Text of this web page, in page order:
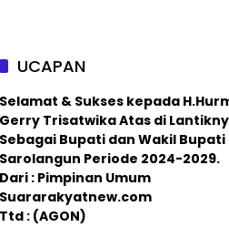
UCAPAN
Selamat & Sukses kepada
Gerry Trisatwika Atas di
Sebagai Bupati dan Wakil Bupati
Sarolangun Periode 2024-2029.
Dari : Pimpinan Umum
Suararakyatnew.com
Ttd : (AGON)